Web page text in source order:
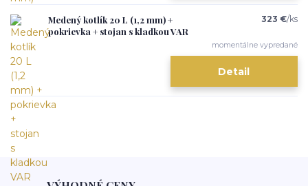
Medený kotlík 20 L (1,2 mm) +
pokrievka + stojan s kladkou VAR
323 €/ks
momentálne vypredané
Detail